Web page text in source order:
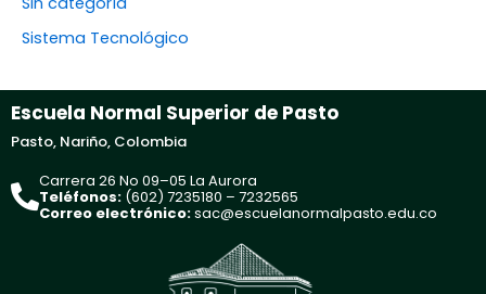
Sistema Tecnológico
Escuela Normal Superior de Pasto
Pasto, Nariño, Colombia
Carrera 26 No 09–05 La Aurora
Teléfonos: (602) 7235180 – 7232565
Correo electrónico:sac@escuelanormalpasto.edu.co